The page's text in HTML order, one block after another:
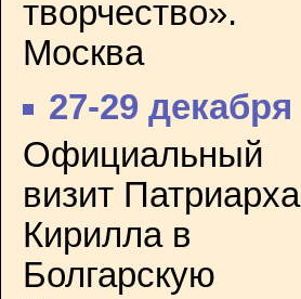
творчество».
Москва
27-29 декабря
Официальный
визит Патриарха
Кирилла в
Болгарскую